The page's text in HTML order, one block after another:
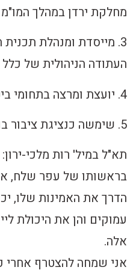
מחלקת ירדן במהלך
3. מייסדת ומנהלת
העתודה הניהולית של
4. יועצת ומרצה בתחומי ביטחון לאומי, תקשורת וממשל.
5. שימשה כנציגת ציבור בוועדת סל התרופות של משרד הבריאות.
תא"ל במיל' רות מלכי-
הדרך את האמינות שלו,
עמוקים והן את היכולת
אלה.
אני שמחה להצטרף אחרי